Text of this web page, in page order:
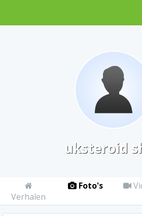
uksteroid
Verhalen
Foto's